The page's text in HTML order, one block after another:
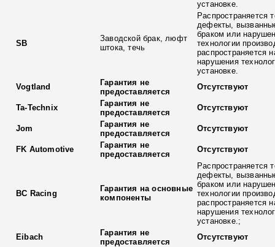
установке.
SB
Заводской брак, люфт
штока, течь
Распространяется
дефекты,
браком или
технологии
распространяется
нарушения
установке.
Vogtland
Гарантия не
предоставляется
Отсутствуют
Ta-Technix
Гарантия не
предоставляется
Отсутствуют
Jom
Гарантия не
предоставляется
Отсутствуют
FK Automotive
Гарантия не
предоставляется
Отсутствуют
BC Racing
Гарантия на основные
компоненты
Распространяется
дефекты,
браком или
технологии
распространяется
нарушения
установке.;
Eibach
Гарантия не
предоставляется
Отсутствуют